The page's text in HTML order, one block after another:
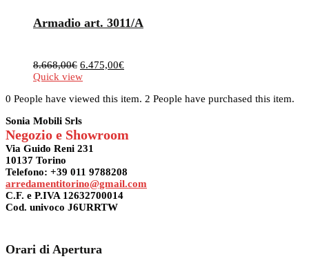
Armadio art. 3011/A
8.668,00€ Il
prezzo
era:
6.475,00€Il
è:
Quick view
0 People have viewed this item. 2 People have purchased this item.
Sonia Mobili Srls
Negozio e Showroom
Via Guido Reni 231
10137 Torino
Telefono: +39 011 9788208
arredamentitorino@gmail.com
C.F. e P.IVA 12632700014
Cod. univoco J6URRTW
Orari di Apertura